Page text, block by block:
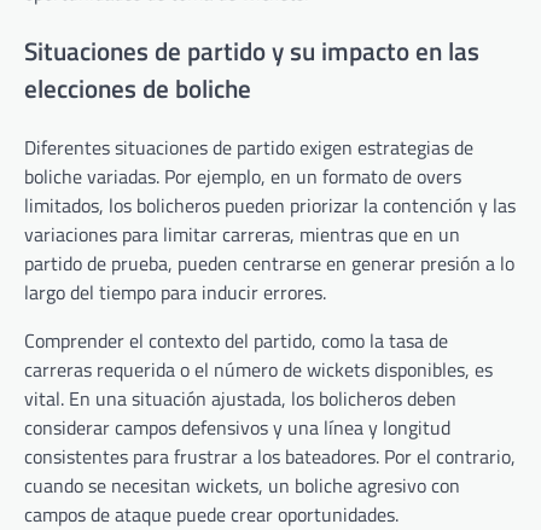
Situaciones de partido y su impacto en las
elecciones de boliche
Diferentes situaciones de partido exigen estrategias de
boliche variadas. Por ejemplo, en un formato de overs
limitados, los bolicheros pueden priorizar la contención y las
variaciones para limitar carreras, mientras que en un
partido de prueba, pueden centrarse en generar presión a lo
largo del tiempo para inducir errores.
Comprender el contexto del partido, como la tasa de
carreras requerida o el número de wickets disponibles, es
vital. En una situación ajustada, los bolicheros deben
considerar campos defensivos y una línea y longitud
consistentes para frustrar a los bateadores. Por el contrario,
cuando se necesitan wickets, un boliche agresivo con
campos de ataque puede crear oportunidades.